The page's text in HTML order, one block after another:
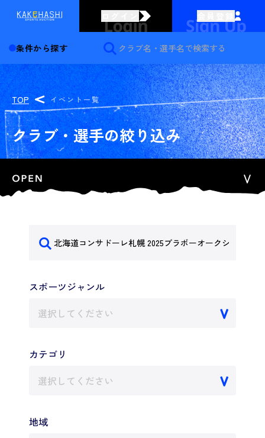
条件から探す
TOP イベント一覧
クラブ・選手の絞り込み
スポーツジャンル
選択してください
カテゴリ
選択してください
地域